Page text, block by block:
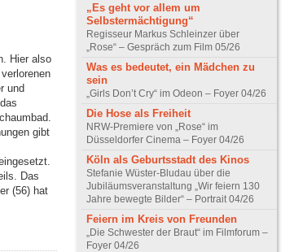
Hier also
und
gibt
Das
(56) hat
„Es geht vor allem um
Selbstermächtigung“
Regisseur Markus Schleinzer über
„Rose“ – Gespräch zum Film 05/26
Was es bedeutet, ein Mädchen zu
sein
„Girls Don’t Cry“ im Odeon – Foyer 04/26
Die Hose als Freiheit
NRW-Premiere von „Rose“ im
Düsseldorfer Cinema – Foyer 04/26
Köln als Geburtsstadt des Kinos
Stefanie Wüster-Bludau über die
Jubiläumsveranstaltung „Wir feiern 130
Jahre bewegte Bilder“ – Portrait 04/26
Feiern im Kreis von Freunden
„Die Schwester der Braut“ im Filmforum –
Foyer 04/26